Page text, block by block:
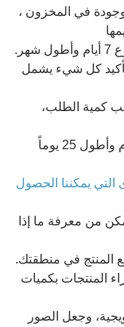
في المخزون ،
تأكيد كل شيء يشمل
يوم عمل حسب كمية الطلب،
وأخيراً، التعبئة في يوم واحد، لذا أسرع 7 أيام وأطول 25 يوماً
التي يمكننا الحصول
من معرفة ما إذا
المنتج في منطقتك.
المنتجات بكميات
وجعل الصور